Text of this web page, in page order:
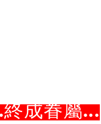
成眷屬...